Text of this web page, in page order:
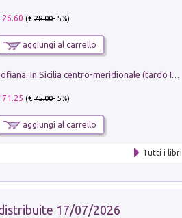
26.60 (€28.00- 5%)
aggiungi al carrello
71.25 (€75.00- 5%)
aggiungi al carrello
Tutti i libri
17/07/2026